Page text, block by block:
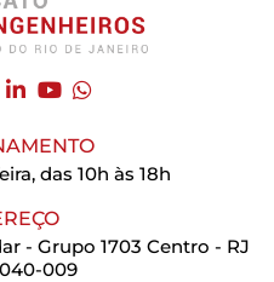
das 10h às 18h
- Grupo 1703 Centro - RJ
009